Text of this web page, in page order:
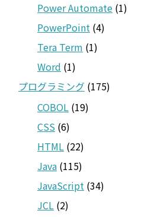
Power Automate (1)
PowerPoint (4)
Tera Term (1)
Word (1)
プログラミング (175)
COBOL (19)
CSS (6)
HTML (22)
Java (115)
JavaScript (34)
JCL (2)